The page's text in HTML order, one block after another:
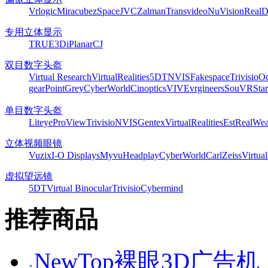
VrlogicMiracubezSpaceJVCZalmanTransvideoNuVisionRealD
专用立体显示
TRUE3DiPlanarCJ
双目数字头盔
Virtual ResearchVirtualRealities5DTNVISFakespaceTrivisio
gearPointGreyCyberWorldCinopticsVIVEvrgineersSouVR
单目数字头盔
LiteyeProViewTrivisioNVISGentexVirtualRealitiesEst
立体视频眼镜
VuzixI-O DisplaysMyvuHeadplayCyberWorldCarlZeiss
虚拟望远镜
5DTVirtual BinocularTrivisioCybermind
推荐商品
NewTop裸眼3D广告机